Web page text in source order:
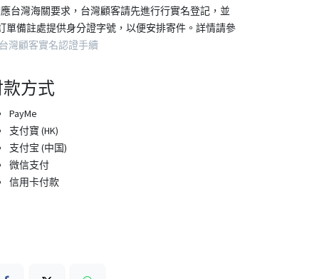
台灣海關要求，台灣顧客請先進行行實名登記，並
單備註處提供身分證字號，以便安排寄件。詳情請參
台灣顧客實名認證手續
方式
PayMe
支付寶 (HK)
支付宝 (中国)
微信支付
信用卡付款